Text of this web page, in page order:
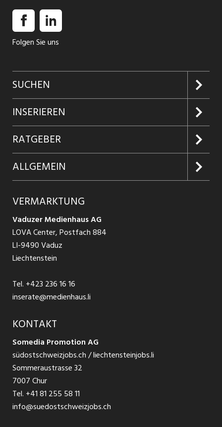
Folgen Sie uns
SUCHEN
Jobs suchen
Jobabo
Firmen entdecken
Jobs in Graubünden
Jobs in St. Gallen
Jobs in Glarus
Jobs in der Südostschweiz
Temporär Jobs
Teilzeit Jobs
Praktikum
INSERIEREN
Kundenlogin
Inserieren
Produkte
Schnittstelle
RATGEBER
Glossar
Ratgeber Bewerbung / Rekrutierung
ALLGEMEIN
AGB
Datenschutzbestimmungen
Nutzungsbedingungen
Impressum
VERMARKTUNG
Vaduzer Medienhaus AG
LOVA Center, Postfach 884
LI-9490 Vaduz
Liechtenstein
Tel. +423 236 16 16
inserate@medienhaus.li
KONTAKT
Somedia Promotion AG
südostschweizjobs.ch / liechtensteinjobs.li
Sommeraustrasse 32
7007 Chur
Tel. +41 81 255 58 11
info@suedostschweizjobs.ch